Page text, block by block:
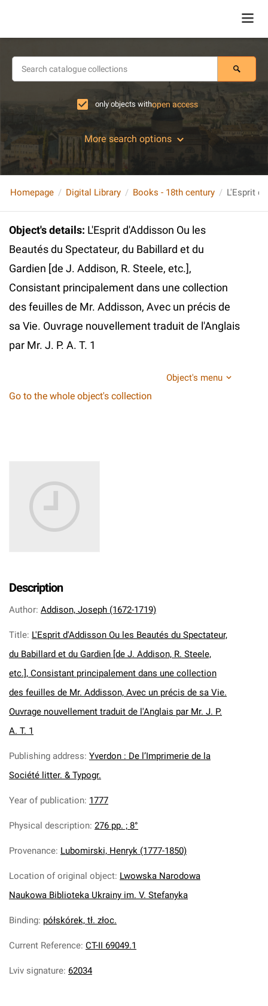
only objects withopen access
More search options
Homepage Digital Library Books - 18th century
Object's details: L'Esprit d'Addisson Ou les
Beautés du Spectateur, du Babillard et du
Gardien [de J. Addison, R. Steele, etc.],
Consistant principalement dans une collection
des feuilles de Mr. Addisson, Avec un précis de
sa Vie. Ouvrage nouvellement traduit de l'Anglais
par Mr. J. P. A. T. 1
Object's menu
Go to the whole object's collection
Description
Author: Addison, Joseph (1672-1719)
Title: L'Esprit d'Addisson Ou les Beautés du Spectateur,
du Babillard et du Gardien [de J. Addison, R. Steele,
etc.], Consistant principalement dans une collection
des feuilles de Mr. Addisson, Avec un précis de sa Vie.
Ouvrage nouvellement traduit de l'Anglais par Mr. J. P.
A. T. 1
Publishing address: Yverdon : De l’Imprimerie de la
Société litter. & Typogr.
Year of publication: 1777
Physical description: 276 pp. ; 8°
Provenance: Lubomirski, Henryk (1777-1850)
Location of original object: Lwowska Narodowa
Naukowa Biblioteka Ukrainy im. V. Stefanyka
Binding: półskórek, tł. złoc.
Current Reference: CT-II 69049.1
Lviv signature: 62034